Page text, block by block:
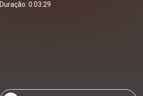
Duração: 0:03:29